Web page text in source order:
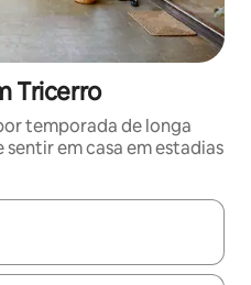
Tricerro
temporada de longa
em casa em estadias
disponíveis, explore-os